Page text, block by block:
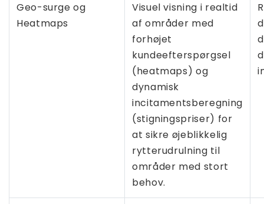
Geo-surge og
Heatmaps
Visuel visning i realtid
af områder med
forhøjet
kundeefterspørgsel
(heatmaps) og
dynamisk
incitamentsberegning
(stigningspriser) for
at sikre øjeblikkelig
rytterudrulning til
områder med stort
behov.